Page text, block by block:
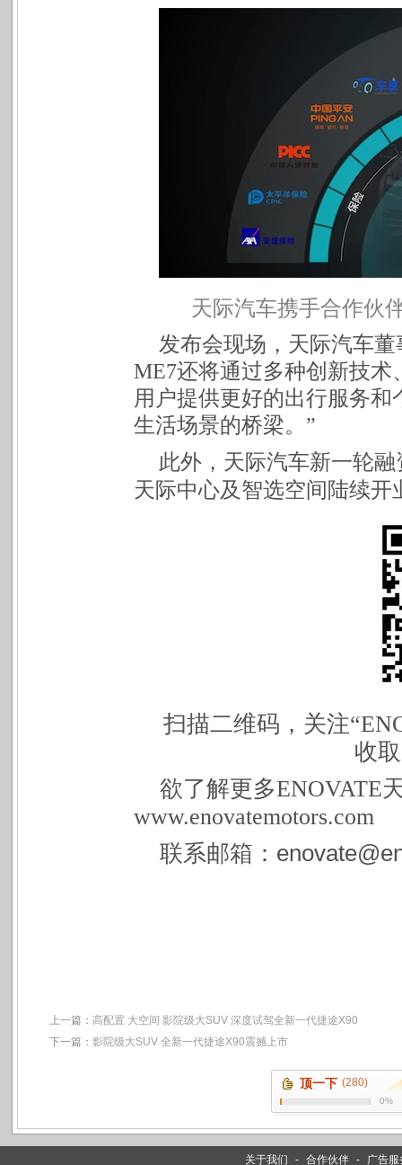
天际汽车携手合作伙
发布会现场，天际汽车
ME7还将通过多种创新技
用户提供更好的出行服务
生活场景的桥梁。 ”
此外，天际汽车新一轮
天际中心及智选空间陆续
扫描二维码，关注“
收
欲了解更多ENOVATE
www.enovatemotors.com
联系邮箱：
上一篇： 高配置 大空间 影院级大SUV 深度试驾全新一代捷途X90
下一篇： 影院级大SUV 全新一代捷途X90震撼上市
顶一下 (280)
0%
关于我们 - 合作伙伴 - 广告服